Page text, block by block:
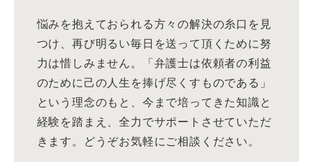
悩みを抱えておられる方々の解決の糸口を見
つけ、再び明るい毎日を送って頂くために努
力は惜しみません。「弁護士は依頼者の利益
のために己の人生を捧げ尽くすものである」
という理念のもと、今まで培ってきた知識と
経験を踏まえ、全力でサポートさせていただ
きます。どうぞお気軽にご相談ください。